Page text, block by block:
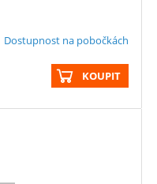
Dostupnost na pobočkách
KOUPIT